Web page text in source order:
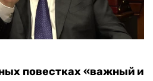
повестках «важный и